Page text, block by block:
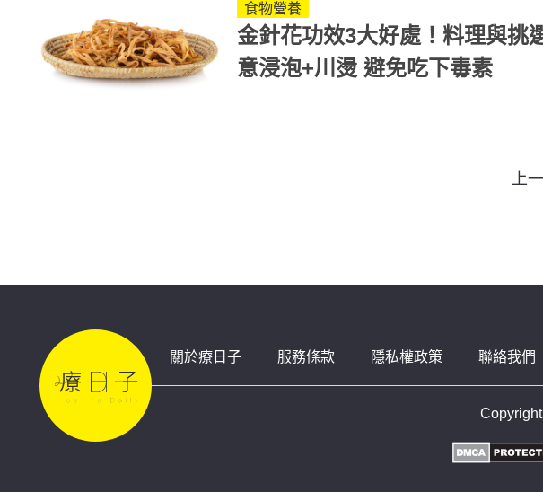
食物營養
金針花功效3大好處！料理與挑
意浸泡+川燙 避免吃下毒素
上
關於療日子 服務條款 隱私權政策 聯絡我們